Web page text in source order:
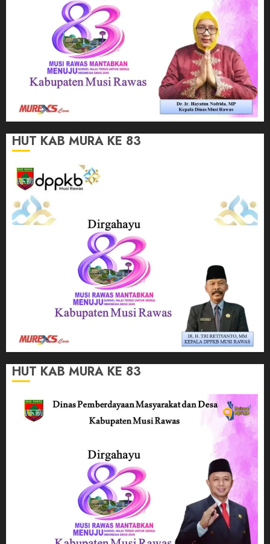
HUT KAB MURA KE 83
HUT KAB MURA KE 83